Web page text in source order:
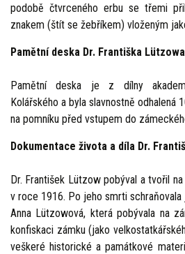
podobě čtvrceného erbu se třemi
znakem (štít se žebříkem) vloženým
Pamětní deska Dr. Františka Lützowa
Pamětní deska je z dílny
Kolářského a byla slavnostně odhalená
na pomníku před vstupem do
Dokumentace života a díla Dr.
Dr. František Lützow pobýval a tvořil
v roce 1916. Po jeho smrti
Anna Lützowová, která pobývala na
konfiskaci zámku (jako
veškeré historické a památkové